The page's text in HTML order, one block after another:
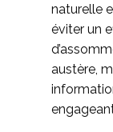
naturelle
éviter un
austère,